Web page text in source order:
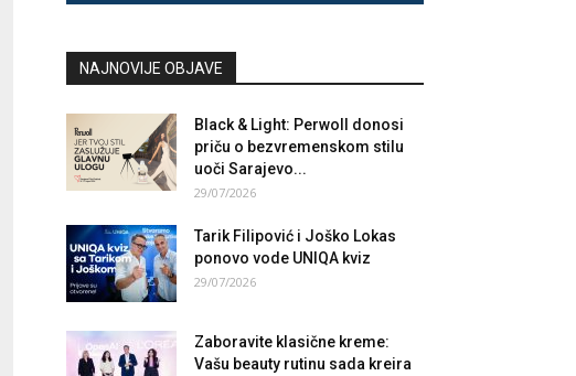
NAJNOVIJE OBJAVE
Black & Light: Perwoll donosi
priču o bezvremenskom stilu
uoči Sarajevo...
29/07/2026
Tarik Filipović i Joško Lokas
ponovo vode UNIQA kviz
29/07/2026
Zaboravite klasične kreme:
Vašu beauty rutinu sada kreira